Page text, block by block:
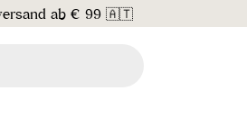
ab € 99 🇦🇹